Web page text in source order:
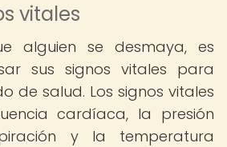
vitales
alguien se desmaya, es
sus signos vitales para
de salud. Los signos vitales
cardíaca, la presión
y la temperatura